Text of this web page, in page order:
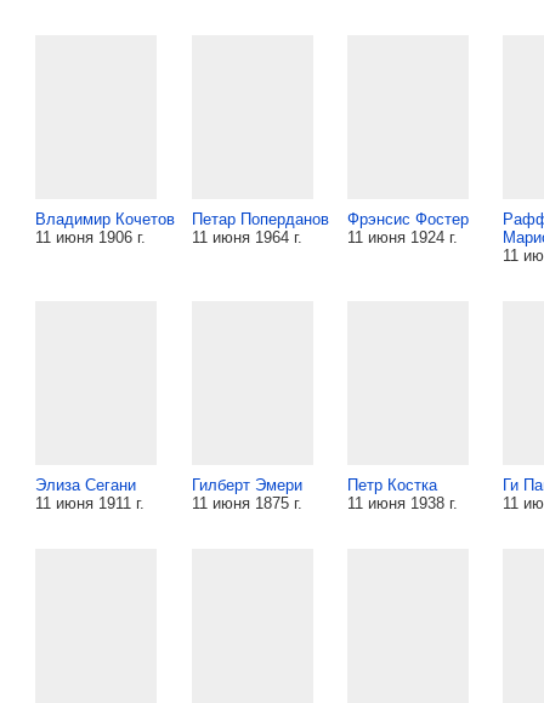
Владимир Кочетов
11 июня 1906 г.
Петар Поперданов
11 июня 1964 г.
Фрэнсис Фостер
11 июня 1924 г.
11
Элиза Сегани
11 июня 1911 г.
Гилберт Эмери
11 июня 1875 г.
Петр Костка
11 июня 1938 г.
Ги
11